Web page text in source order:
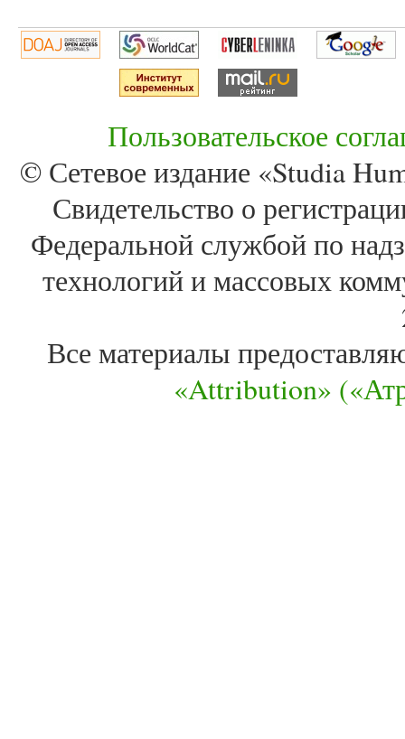
Пользовательское
© Сетевое издание «Studia
Свидетельство о
Федеральной службой по
технологий и массовых
Все материалы
«Attribution»